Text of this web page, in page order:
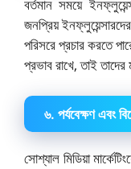
বর্তমান সময়ে
জনপ্রিয়
পরিসরে প্রচার করতে
প্রভাব রাখে, তাই
৬. পর্যবেক্ষণ এবং
সোশ্যাল মিডিয়া